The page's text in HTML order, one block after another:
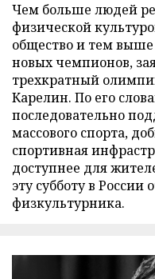
Чем больше людей
физической
общество и тем выше
новых чемпионов,
трехкратный
Карелин. По его
последовательно
массового спорта,
спортивная
доступнее для
эту субботу в России
физкультурника.